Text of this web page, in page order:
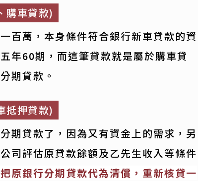
購車貸款)
百萬，本身條件符合銀行新車貸款的資
年60期，而這筆貸款就是屬於購車貸
期貸款。
抵押貸款)
期貸款了，因為又有資金上的需求，另
司評估原貸款餘額及乙先生收入等條件
原銀行分期貸款代為清償，重新核貸一